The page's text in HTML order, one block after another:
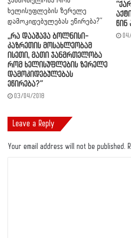
,,რა დააშავა ბოლნისი-
კაზრეთის მოსახლეობამ
ისეთი, მათი ჯანმრთელობა
რომ ხელისუფლების ზერელე
დამოკიდებულებას
ეწირება?”
03/04/2018
წინ
Leave a Reply
Your email address will not be published.